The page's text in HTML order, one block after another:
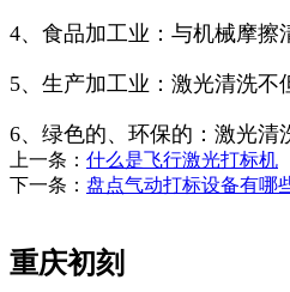
4、食品加工业：与机械摩擦
5、生产加工业：激光清洗不
6、绿色的、环保的：激光清
上一条： 什么是飞行激光打标机
下一条： 盘点气动打标设备有哪
重庆初刻